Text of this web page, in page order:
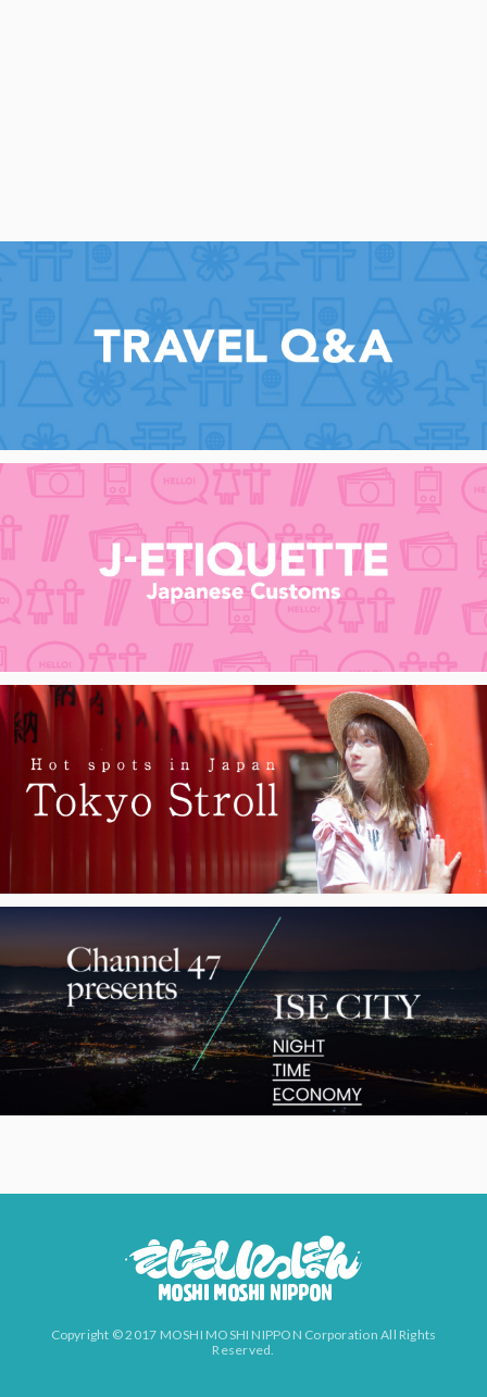
Copyright © 2017 MOSHI MOSHI NIPPON Corporation All Rights
Reserved.